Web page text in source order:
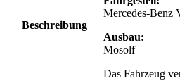
Beschreibung
Mercedes-Benz
Ausbau:
Mosolf
Das Fahrzeug